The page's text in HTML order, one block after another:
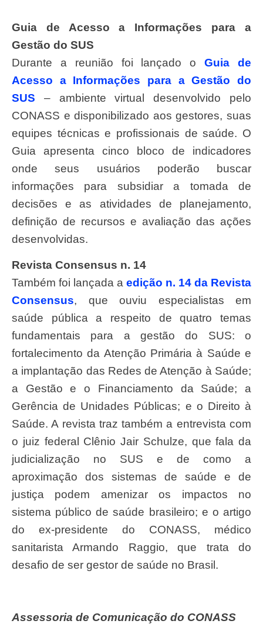
Guia de Acesso a Informações para a
Gestão do SUS
Durante a reunião foi lançado oGuia de
Acesso a Informações para a Gestão do
SUS – ambiente virtual desenvolvido pelo
CONASS e disponibilizado aos gestores, suas
equipes técnicas e profissionais de saúde. O
Guia apresenta cinco bloco de indicadores
onde seus usuários poderão buscar
informações para subsidiar a tomada de
decisões e as atividades de planejamento,
definição de recursos e avaliação das ações
desenvolvidas.
Revista Consensus n. 14
Também foi lançada a edição n. 14 da Revista
Consensus, que ouviu especialistas em
saúde pública a respeito de quatro temas
fundamentais para a gestão do SUS: o
fortalecimento da Atenção Primária à Saúde e
a implantação das Redes de Atenção à Saúde;
a Gestão e o Financiamento da Saúde; a
Gerência de Unidades Públicas; e o Direito à
Saúde. A revista traz também a entrevista com
o juiz federal Clênio Jair Schulze, que fala da
judicialização no SUS e de como a
aproximação dos sistemas de saúde e de
justiça podem amenizar os impactos no
sistema público de saúde brasileiro; e o artigo
do ex-presidente do CONASS, médico
sanitarista Armando Raggio, que trata do
desafio de ser gestor de saúde no Brasil.
Assessoria de Comunicação do CONASS